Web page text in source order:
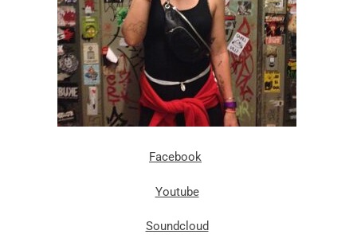
Facebook
Youtube
Soundcloud